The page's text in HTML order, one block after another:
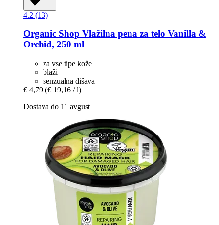
4.2 (13)
Organic Shop Vlažilna pena za telo Vanilla &
Orchid, 250 ml
za vse tipe kože
blaži
senzualna dišava
€ 4,79 (€ 19,16 / l)
Dostava do 11 avgust